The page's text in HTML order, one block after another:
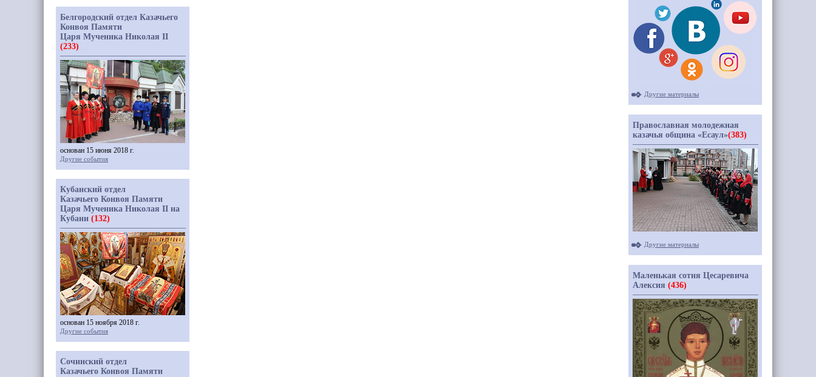
Белгородский отдел Казачьего
Конвоя Памяти
Царя Мученика Николая II
(233)
основан 15 июня 2018 г.
Другие события
Кубанский отдел
Казачьего Конвоя Памяти
Царя Мученика Николая II на
Кубани (132)
основан 15 ноября 2018 г.
Другие события
Сочинский отдел
Казачьего Конвоя Памяти
Другие материалы
Православная молодежная
казачья община «Есаул»(383)
Другие материалы
Маленькая сотня Цесаревича
Алексия (436)